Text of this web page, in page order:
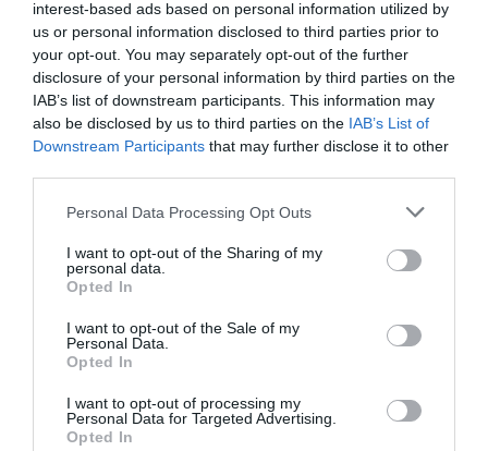
interest-based ads based on personal information utilized by
us or personal information disclosed to third parties prior to
your opt-out. You may separately opt-out of the further
disclosure of your personal information by third parties on the
IAB’s list of downstream participants. This information may
also be disclosed by us to third parties on the IAB’s List of
Downstream Participants that may further disclose it to other
Please note that this website/app uses one or more Google
not limited to your visit or usage behaviour. You may click to
grant or deny consent to Google and its third-party tags to
use your data for below specified purposes in below Google
consent section.
Personal Data Processing Opt Outs
I want to opt-out of the Sharing of my
personal data.
Opted In
I want to opt-out of the Sale of my
Personal Data.
Opted In
I want to opt-out of processing my
Personal Data for Targeted Advertising.
Opted In
Ξαπλώστρα συνεργείου
Άμεσα Διαθέσιμο
Αγορά
Ξαπλώστρα τροχήλατη
Άμεσα Διαθέσιμο